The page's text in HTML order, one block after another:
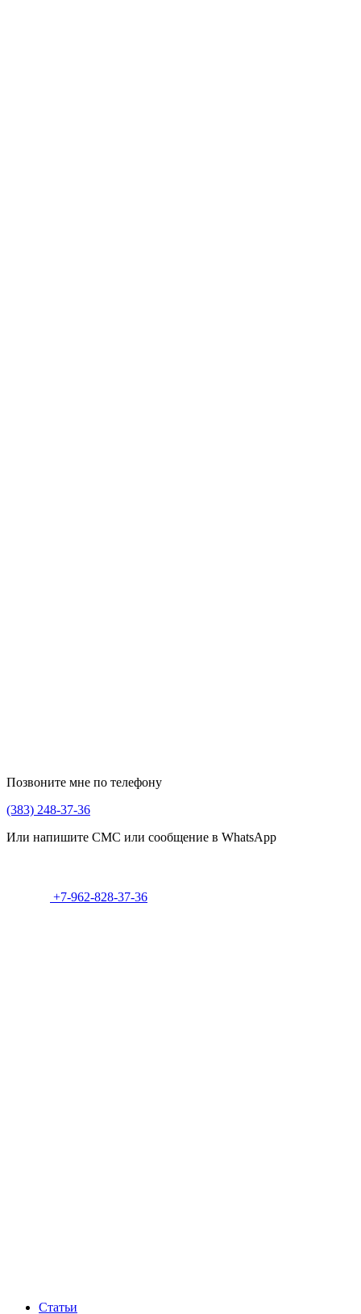
Позвоните мне по телефону
(383) 248-37-36
Или напишите СМС или сообщение в WhatsApp
+7-962-828-37-36
Статьи